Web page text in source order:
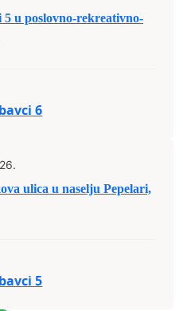
u poslovno-rekreativno-
6
ulica u naselju Pepelari,
5